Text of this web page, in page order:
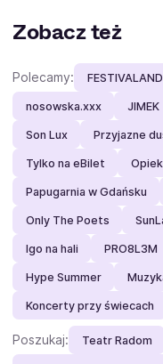
Zobacz też
Polecamy: FESTIVALAND
nosowska.xxx JIMEK
Son Lux Przyjazne
Tylko na eBilet
Papugarnia w Gdańsku
Only The Poets
Igo na hali PRO8L3M
Hype Summer
Koncerty przy świecach
Poszukaj: Teatr Radom